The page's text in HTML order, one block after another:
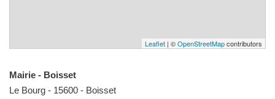
Leaflet | ©OpenStreetMapcontributors
Mairie - Boisset
Le Bourg - 15600 - Boisset